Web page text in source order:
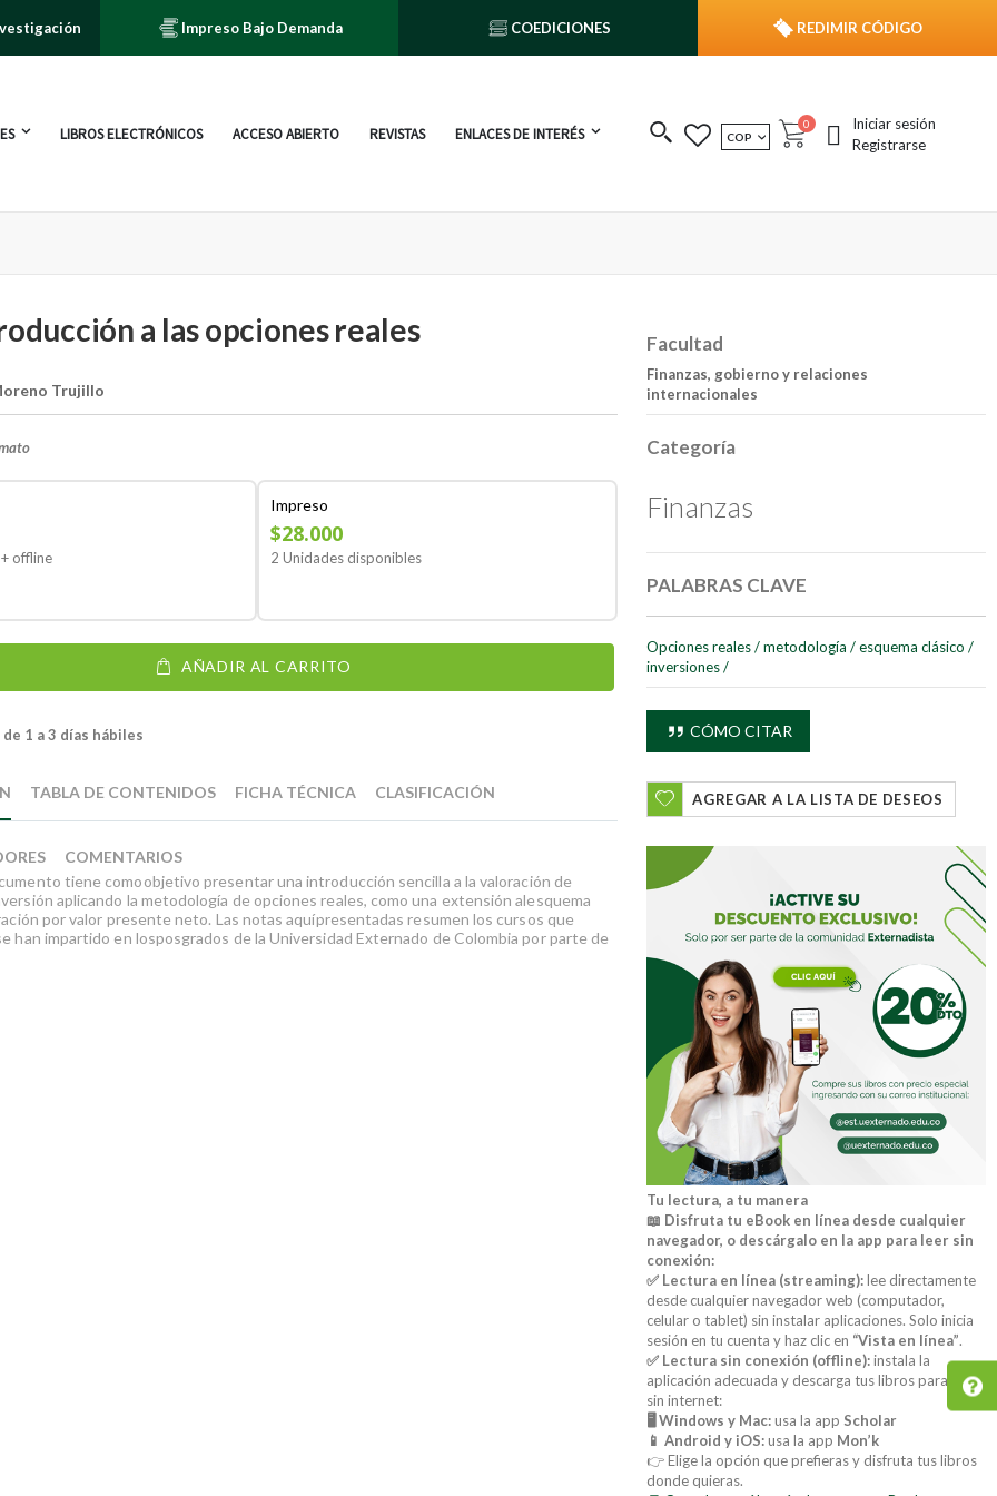
Impreso Bajo Demanda COEDICIONES REDIMIR CÓDIGO
LIBROS ELECTRÓNICOS ACCESO ABIERTO REVISTAS ENLACES DE INTERÉS MONEDA
COP Cart
0 publicacionesIniciar sesión
Registrarse
a las opciones reales
Trujillo
offline
Impreso
$28.000
2 Unidades disponibles
AÑADIR AL CARRITO
1 a 3 días hábiles
tiene comoobjetivo presentar una introducción sencilla a la valoración de
aplicando la metodología de opciones reales, como una extensión alesquema
por valor presente neto. Las notas aquípresentadas resumen los cursos que
han impartido en losposgrados de la Universidad Externado de Colombia por parte de
TABLA DE CONTENIDOS FICHA TÉCNICA CLASIFICACIÓN
COMENTARIOS
Facultad
Finanzas, gobierno y relaciones
internacionales
Categoría
Finanzas
PALABRAS CLAVE
Opciones reales / metodología / esquema clásico /
inversiones /
CÓMO CITAR
AGREGAR A LA LISTA DE DESEOS
Tu lectura, a tu manera
📖 Disfruta tu eBook en línea desde cualquier
navegador, o descárgalo en la app para leer sin
conexión:
✅ Lectura en línea (streaming):lee directamente
desde cualquier navegador web (computador,
celular o tablet) sin instalar aplicaciones. Solo inicia
sesión en tu cuenta y haz clic en “Vista en línea”.
✅ Lectura sin conexión (offline):instala la
aplicación adecuada y descarga tus libros para leer
sin internet:
🖥️ Windows y Mac:usa la app Scholar
📱 Android y iOS:usa la app Mon’k
👉 Elige la opción que prefieras y disfruta tus libros
donde quieras.